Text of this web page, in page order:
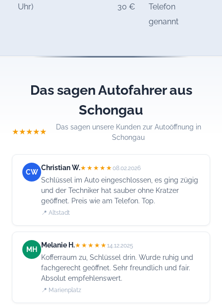
Uhr) 30 €
Telefon
genannt
Das sagen Autofahrer aus
Schongau
★★★★★
Das sagen unsere Kunden zur Autoöffnung in
Schongau
CW
Christian W.★★★★★08.02.2026
Schlüssel im Auto eingeschlossen, es ging zügig
und der Techniker hat sauber ohne Kratzer
geöffnet. Preis wie am Telefon. Top.
📍 Altstadt
MH
Melanie H.★★★★★14.12.2025
Kofferraum zu, Schlüssel drin. Wurde ruhig und
fachgerecht geöffnet. Sehr freundlich und fair.
Absolut empfehlenswert.
📍 Marienplatz